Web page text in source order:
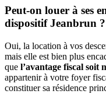
Peut-on louer à ses
dispositif Jeanbrun ?
Oui, la location à vos
mais elle est bien plus
que l’avantage fiscal soit
appartenir à votre foyer
constituer sa résidence